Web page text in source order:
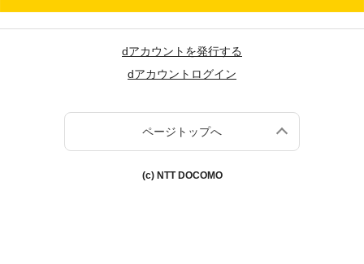
dアカウントを発行する
dアカウントログイン
ページトップへ
(c) NTT DOCOMO